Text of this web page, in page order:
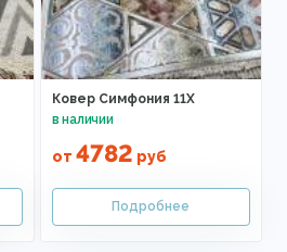
Ковер Симфония 11Х
от 4782 руб